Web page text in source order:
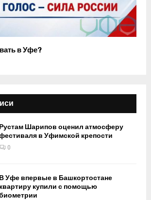
в Уфе?
Рустам Шарипов оценил атмосферу
в Уфимской крепости
0
В Уфе впервые в Башкортостане
квартиру купили с помощью